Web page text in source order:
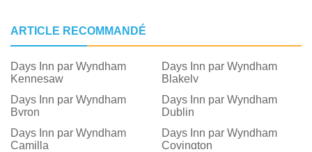
ARTICLE RECOMMANDÉ
Days Inn par Wyndham
Kennesaw
Days Inn par Wyndham
Blakely
Days Inn par Wyndham
Byron
Days Inn par Wyndham
Dublin
Days Inn par Wyndham
Camilla
Days Inn par Wyndham
Covington